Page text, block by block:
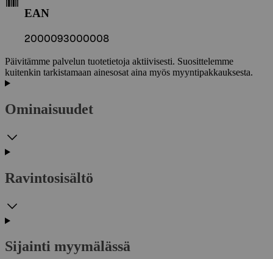
EAN
2000093000008
Päivitämme palvelun tuotetietoja aktiivisesti. Suosittelemme
kuitenkin tarkistamaan ainesosat aina myös myyntipakkauksesta.
Ominaisuudet
Ravintosisältö
Sijainti myymälässä